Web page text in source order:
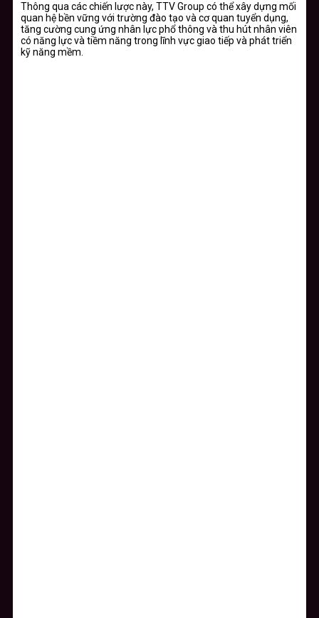
Thông qua các chiến lược này, TTV Group có thể xây dựng mối
quan hệ bền vững với trường đào tạo và cơ quan tuyển dụng,
tăng cường cung ứng nhân lực phổ thông và thu hút nhân viên
có năng lực và tiềm năng trong lĩnh vực giao tiếp và phát triển
kỹ năng mềm.